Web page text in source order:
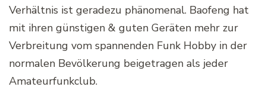
Verhältnis ist geradezu phänomenal. Baofeng hat
mit ihren günstigen & guten Geräten mehr zur
Verbreitung vom spannenden Funk Hobby in der
normalen Bevölkerung beigetragen als jeder
Amateurfunkclub.